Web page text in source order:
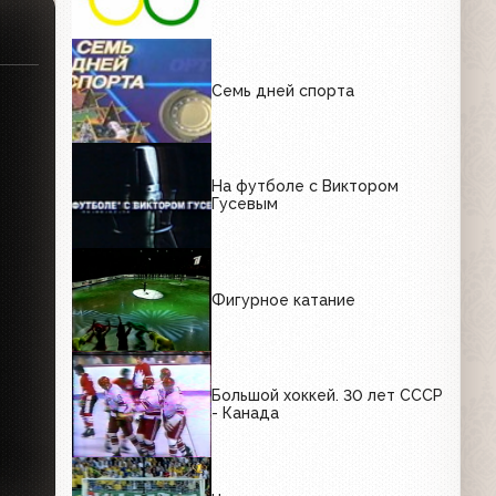
Семь дней спорта
На футболе с Виктором
Гусевым
Фигурное катание
Большой хоккей. 30 лет СССР
- Канада